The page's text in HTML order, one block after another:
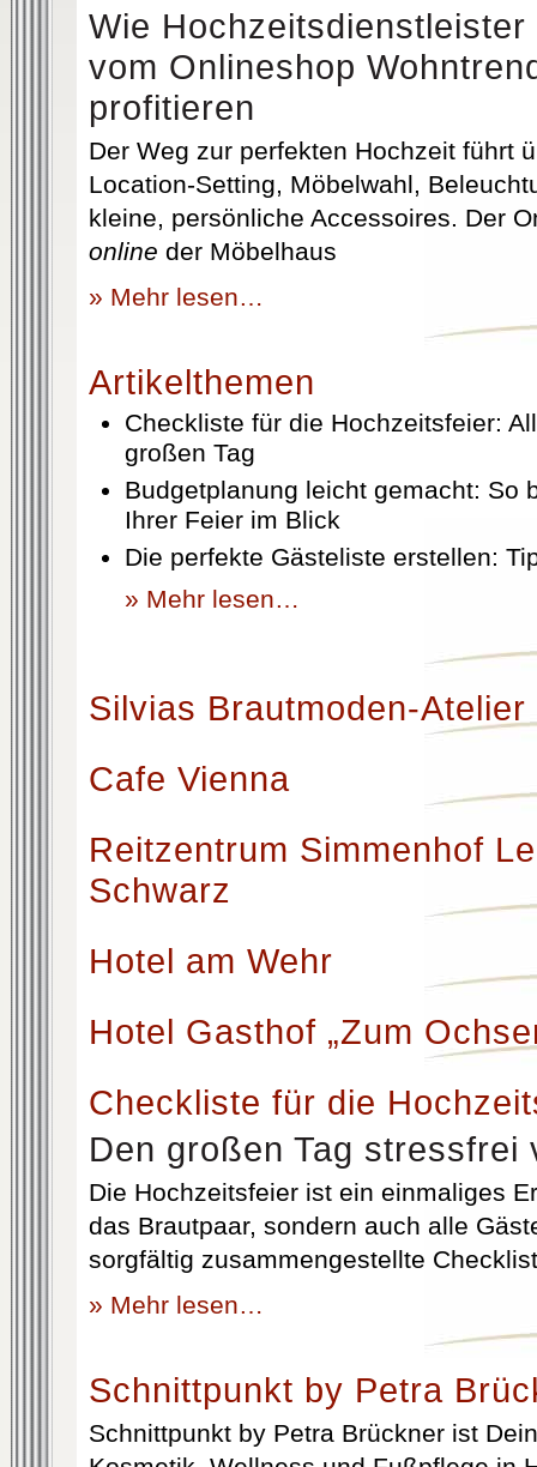
Wie
vom Onlineshop
profitieren
Der Weg zur perfekten Hochzeit führt
Location-Setting, Möbelwahl,
kleine, persönliche Accessoires. Der
online der Möbelhaus
» Mehr lesen…
Artikelthemen
Checkliste für die Hochzeitsfeier:
großen Tag
Budgetplanung leicht gemacht: So
Ihrer Feier im Blick
Die perfekte Gästeliste erstellen:
» Mehr lesen…
Silvias Brautmoden-Atelier
Cafe Vienna
Reitzentrum Simmenhof
Schwarz
Hotel am Wehr
Hotel Gasthof „Zum
Checkliste für die
Den großen Tag stressfrei
Die Hochzeitsfeier ist ein einmaliges
das Brautpaar, sondern auch alle
sorgfältig zusammengestellte
» Mehr lesen…
Schnittpunkt by Petra
Schnittpunkt by Petra Brückner ist